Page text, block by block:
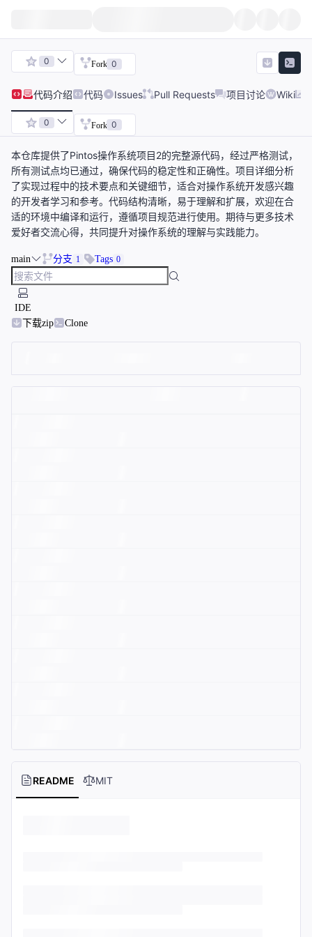
0 Fork 0
代码介绍 代码 Issues Pull Requests 项目讨论 Wiki
0 Fork 0
本仓库提供了Pintos操作系统项目2的完整源代码，经过严格测试，
所有测试点均已通过，确保代码的稳定性和正确性。项目详细分析
了实现过程中的技术要点和关键细节，适合对操作系统开发感兴趣
的开发者学习和参考。代码结构清晰，易于理解和扩展，欢迎在合
适的环境中编译和运行，遵循项目规范进行使用。期待与更多技术
爱好者交流心得，共同提升对操作系统的理解与实践能力。
main 分支 1 Tags 0
IDE
下载zip
Clone
README MIT